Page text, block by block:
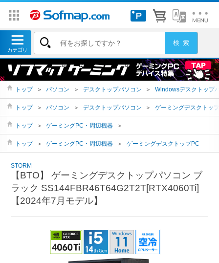
トップ ＞ パソコン ＞ デスクトップパソコン ＞ Windowsデスクトップ
トップ ＞ パソコン ＞ デスクトップパソコン ＞ ゲーミングデスクトッ
トップ ＞ ゲーミングPC・周辺機器 ＞
トップ ＞ ゲーミングPC・周辺機器 ＞ ゲーミングデスクトップPC
STORM
【BTO】 ゲーミングデスクトップパソコン ブ
ラック SS144FBR46T64G2T2T[RTX4060Ti]
【2024年7月モデル】